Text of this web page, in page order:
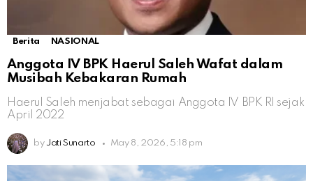
Berita NASIONAL
Anggota IV BPK Haerul Saleh Wafat dalam
Musibah Kebakaran Rumah
Haerul Saleh menjabat sebagai Anggota IV BPK RI sejak
April 2022
by Jati Sunarto May 8, 2026, 5:18 pm